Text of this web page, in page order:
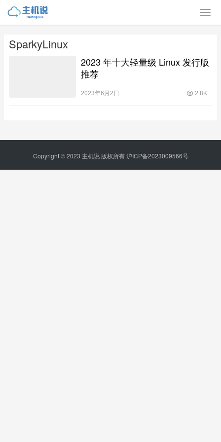
SparkyLinux
2023 年十大轻量级 Linux 发行版
推荐
2023年6月2日 2.8K
Copyright © 2023 主机说版权所有沪ICP备2023009566号